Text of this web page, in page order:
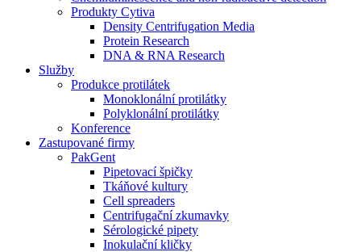
Produkty Cytiva
Density Centrifugation Media
Protein Research
DNA & RNA Research
Služby
Produkce protilátek
Monoklonální protilátky
Polyklonální protilátky
Konference
Zastupované firmy
PakGent
Pipetovací špičky
Tkáňové kultury
Cell spreaders
Centrifugační zkumavky
Sérologické pipety
Inokulační kličky